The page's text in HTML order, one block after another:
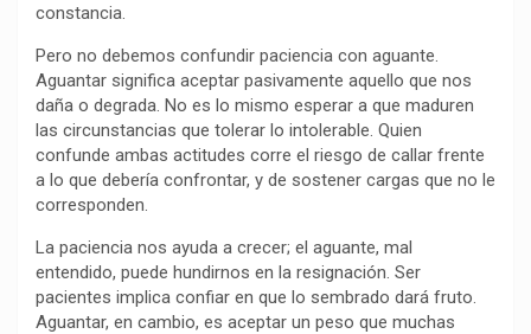
constancia.
Pero no debemos confundir paciencia con aguante.
Aguantar significa aceptar pasivamente aquello que nos
daña o degrada. No es lo mismo esperar a que maduren
las circunstancias que tolerar lo intolerable. Quien
confunde ambas actitudes corre el riesgo de callar frente
a lo que debería confrontar, y de sostener cargas que no le
corresponden.
La paciencia nos ayuda a crecer; el aguante, mal
entendido, puede hundirnos en la resignación. Ser
pacientes implica confiar en que lo sembrado dará fruto.
Aguantar, en cambio, es aceptar un peso que muchas